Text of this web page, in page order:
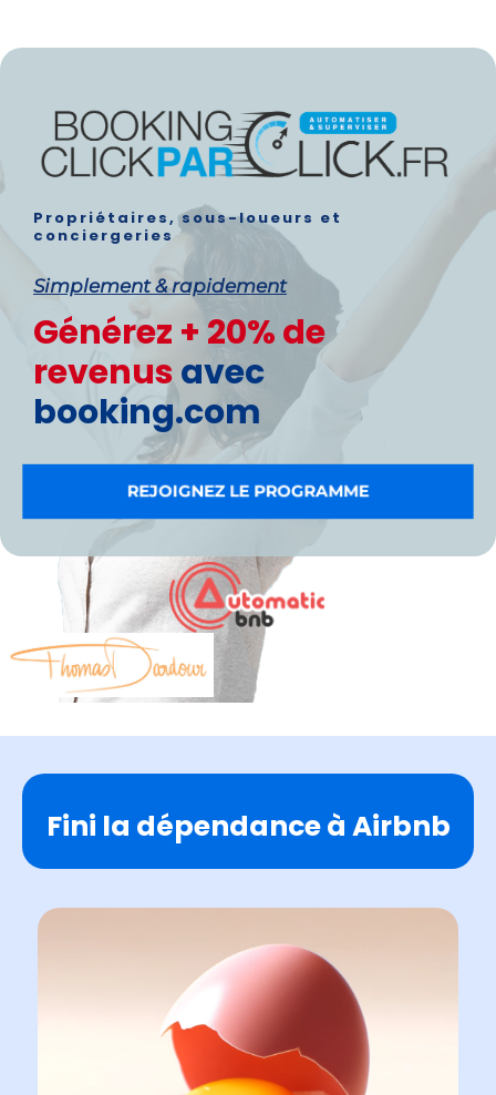
Propriétaires, sous-loueurs et
conciergeries
Simplement & rapidement
Générez + 20% de
revenusavec
booking.com
REJOIGNEZ LE PROGRAMME
Fini la dépendance à Airbnb